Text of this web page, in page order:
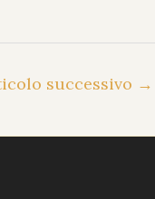
successivo →